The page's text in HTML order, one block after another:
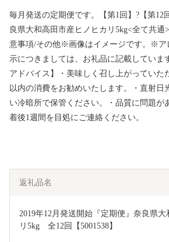
毎月発送の定期便です。【第1回】?【第12
良県大和高田市産ヒノヒカリ5kg<全て共通
意事項/その他※画像はイメージです。※ア
示につきましては、お礼品に記載していま
アドバイス】・美味しく召し上がっていた
以内の消費をお勧めいたします。・直射日
い冷暗所で保管ください。・品質に問題が
着後1週間を目処にご連絡ください。
返礼品名
2019年12月発送開始『定期便』奈良県
リ5kg　全12回【5001538】